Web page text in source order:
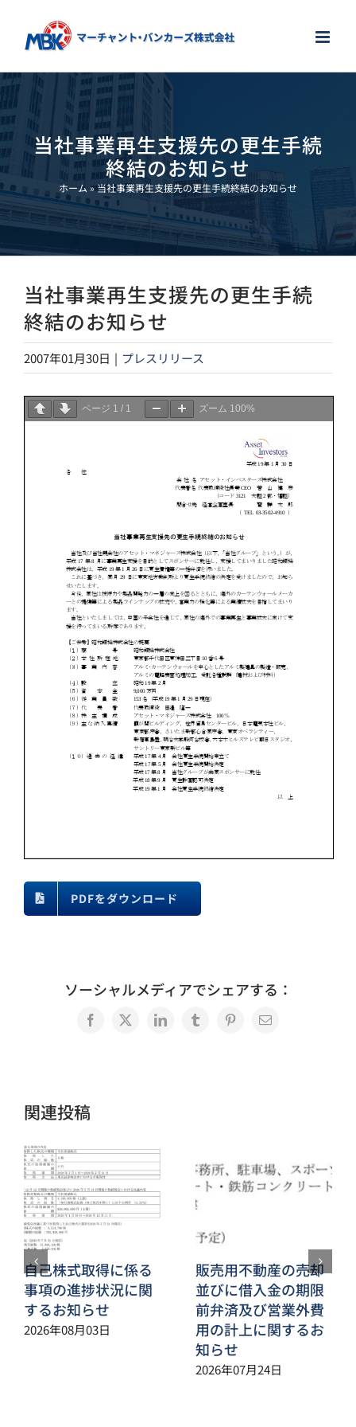
content
当社事業再生支援先の更生手続
終結のお知らせ
ホーム »当社事業再生支援先の更生手続終結のお知らせ
当社事業再生支援先の更生手続
終結のお知らせ
2007年01月30日 | プレスリリース
ページ 1 / 1 ズーム 100%
PDFをダウンロード
ソーシャルメディアでシェアする：
Facebook
X LinkedInTumblrPinterest
電
関連投稿
自己株式取得に係る
事項の進捗状況に関
するお知らせ
2026年08月03日
販売用不動産の売却
並びに借入金の期限
前弁済及び営業外費
用の計上に関するお
知らせ
2026年07月24日